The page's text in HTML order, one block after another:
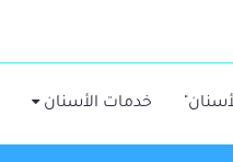
خدمات الأسنان